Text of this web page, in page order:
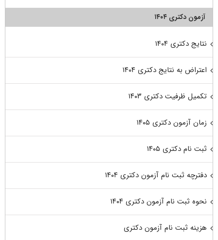
آزمون دکتری ۱۴۰۴
نتایج دکتری ۱۴۰۴
اعتراض به نتایج دکتری ۱۴۰۴
تکمیل ظرفیت دکتری ۱۴۰۳
زمان آزمون دکتری ۱۴۰۵
ثبت نام دکتری ۱۴۰۵
دفترچه ثبت نام آزمون دکتری ۱۴۰۴
نحوه ثبت نام آزمون دکتری ۱۴۰۴
هزینه ثبت نام آزمون دکتری